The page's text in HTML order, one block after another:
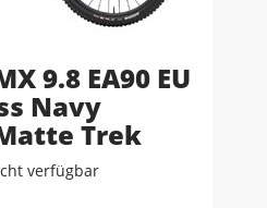
9.8 EA90 EU
Navy
Trek
verfügbar